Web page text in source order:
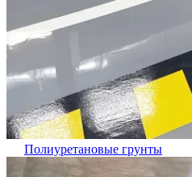
Полиуретановые грунты